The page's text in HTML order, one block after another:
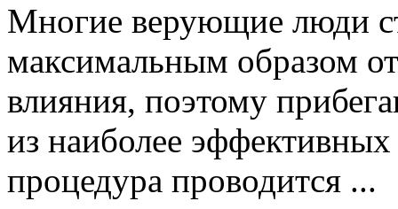
Многие верующие люди
максимальным образом
влияния, поэтому
из наиболее
процедура проводится ...